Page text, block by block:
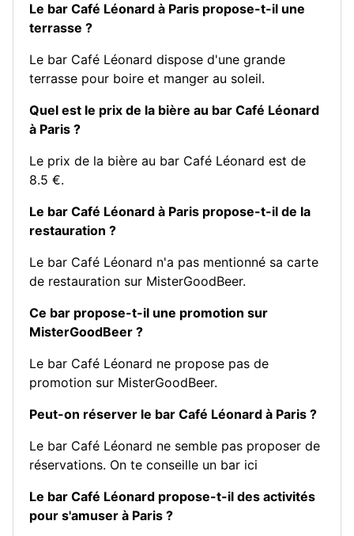
Le bar Café Léonard à Paris propose-t-il une
terrasse ?
Le bar Café Léonard dispose d'une grande
terrasse pour boire et manger au soleil.
Quel est le prix de la bière au bar Café Léonard
à Paris ?
Le prix de la bière au bar Café Léonard est de
8.5 €.
Le bar Café Léonard à Paris propose-t-il de la
restauration ?
Le bar Café Léonard n'a pas mentionné sa carte
de restauration sur MisterGoodBeer.
Ce bar propose-t-il une promotion sur
MisterGoodBeer ?
Le bar Café Léonard ne propose pas de
promotion sur MisterGoodBeer.
Peut-on réserver le bar Café Léonard à Paris ?
Le bar Café Léonard ne semble pas proposer de
réservations. On te conseille un bar ici
Le bar Café Léonard propose-t-il des activités
pour s'amuser à Paris ?